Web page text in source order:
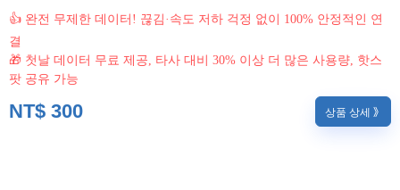
👍 완전 무제한 데이터! 끊김·속도 저하 걱정 없이 100% 안정적인 연
결
🎁 첫날 데이터 무료 제공, 타사 대비 30% 이상 더 많은 사용량, 핫스
팟 공유 가능
NT$ 300 상품 상세 》